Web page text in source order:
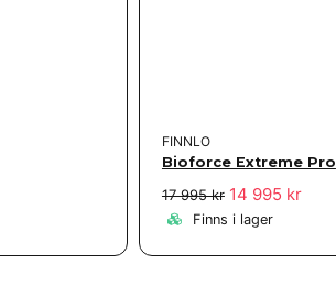
FINNLO
Bioforce Extreme Pro
17 995 kr 14 995 kr
Finns i lager